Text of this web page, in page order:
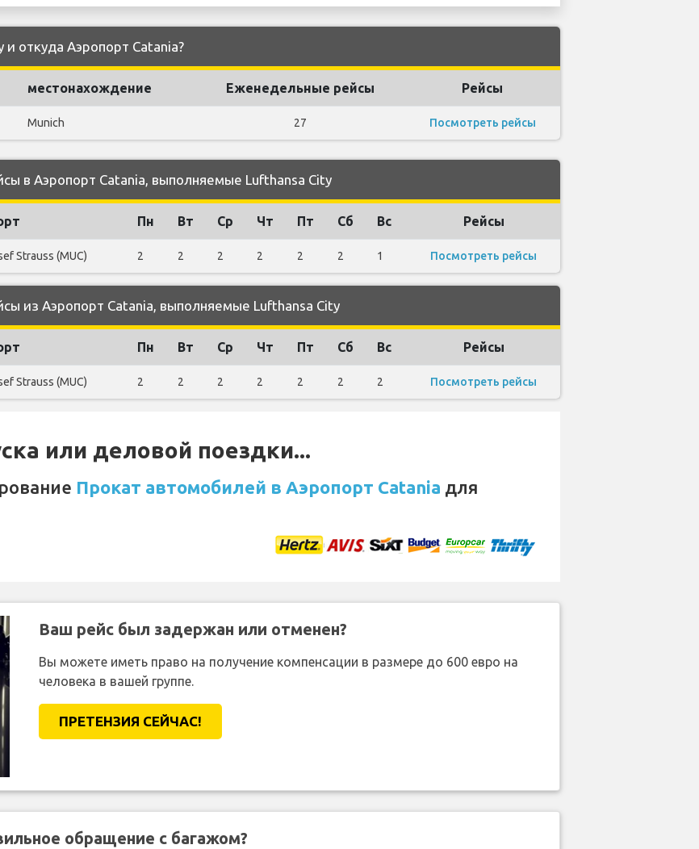
откуда Аэропорт Catania?
местонахождение Еженедельные рейсы Рейсы
Munich 27 Посмотреть рейсы
в Аэропорт Catania, выполняемые Lufthansa City
Пн Вт Ср Чт Пт Сб Вс Рейсы
Strauss (MUC) 2 2 2 2 2 2 1 Посмотреть рейсы
из Аэропорт Catania, выполняемые Lufthansa City
Пн Вт Ср Чт Пт Сб Вс Рейсы
Strauss (MUC) 2 2 2 2 2 2 2 Посмотреть рейсы
или деловой поездки...
Прокат автомобилей в Аэропорт Catania для
Ваш рейс был задержан или отменен?
Вы можете иметь право на получение компенсации в размере до 600 евро на
человека в вашей группе.
ПРЕТЕНЗИЯ CЕЙЧАС!
обращение с багажом?